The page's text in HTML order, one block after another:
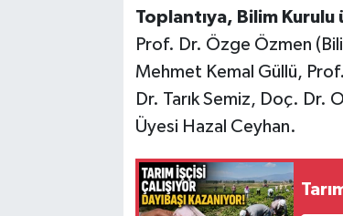
Toplantıya, Bilim Kurulu
Prof. Dr. Özge Özmen
Mehmet Kemal Güllü,
Dr. Tarık Semiz, Doç. Dr.
Üyesi Hazal Ceyhan.